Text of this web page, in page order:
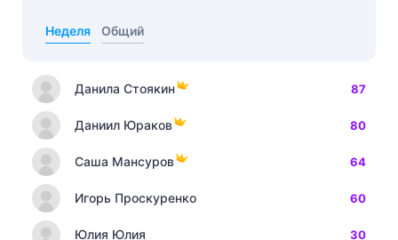
Неделя Общий
Данила Стоякин 87
Даниил Юраков 80
Саша Мансуров 64
Игорь Проскуренко 60
Юлия Юлия 30